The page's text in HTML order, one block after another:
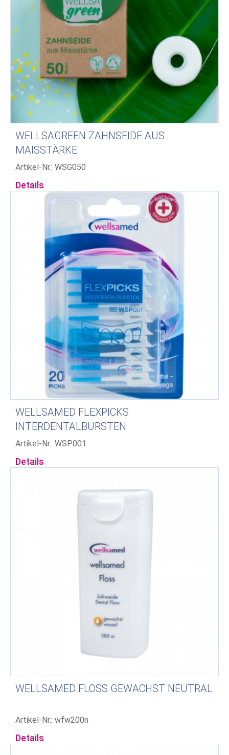
WELLSAGREEN ZAHNSEIDE AUS
MAISSTÄRKE
Artikel-Nr.: WSG050
Details
WELLSAMED FLEXPICKS
INTERDENTALBÜRSTEN
Artikel-Nr.: WSP001
Details
WELLSAMED FLOSS GEWACHST NEUTRAL
Artikel-Nr.: wfw200n
Details